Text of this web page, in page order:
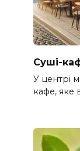
Суші-
У центрі
кафе, яке